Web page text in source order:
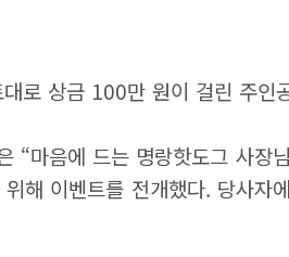
로 상금 100만 원이 걸린 주인
“마음에 드는 명랑핫도그 사
해 이벤트를 전개했다. 당사